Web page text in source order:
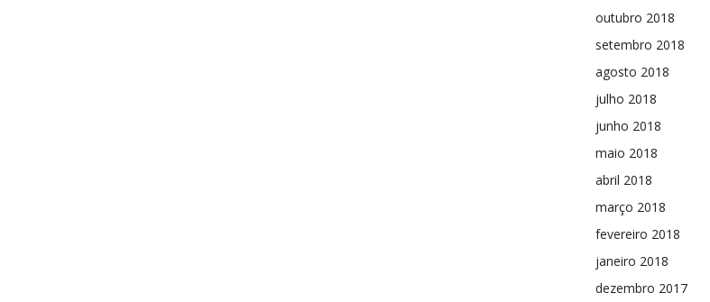
outubro 2018
setembro 2018
agosto 2018
julho 2018
junho 2018
maio 2018
abril 2018
março 2018
fevereiro 2018
janeiro 2018
dezembro 2017